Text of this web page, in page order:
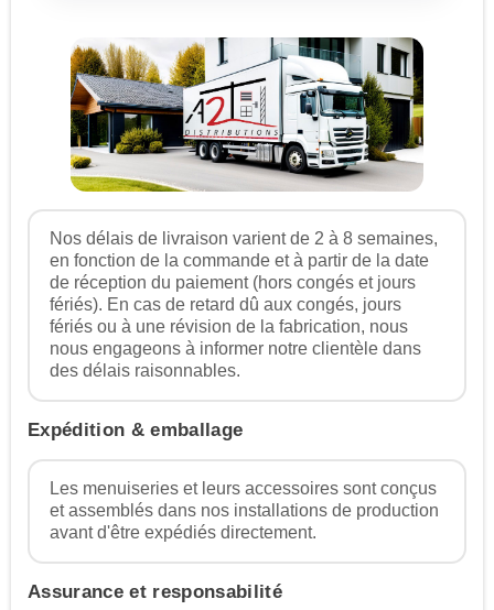
Nos délais de livraison varient de 2 à 8 semaines,
en fonction de la commande et à partir de la date
de réception du paiement (hors congés et jours
fériés). En cas de retard dû aux congés, jours
fériés ou à une révision de la fabrication, nous
nous engageons à informer notre clientèle dans
des délais raisonnables.
Expédition & emballage
Les menuiseries et leurs accessoires sont conçus
et assemblés dans nos installations de production
avant d'être expédiés directement.
Assurance et responsabilité